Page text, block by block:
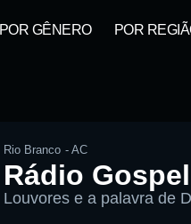
POR GÊNERO POR
Rio Branco - AC
Rádio
Louvores e a palavra de